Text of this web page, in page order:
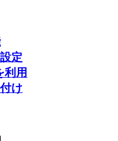
定
利用
け